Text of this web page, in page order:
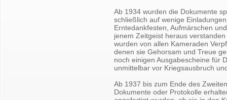
Ab 1934 wurden die Dokumente
schließlich auf wenige
Erntedankfesten, Aufmärschen
jenem Zeitgeist heraus
wurden von allen Kameraden
denen sie Gehorsam und Treue
noch einigen Ausgabescheine für
unmittelbar vor Kriegsausbruch
Ab 1937 bis zum Ende des
Dokumente oder Protokolle